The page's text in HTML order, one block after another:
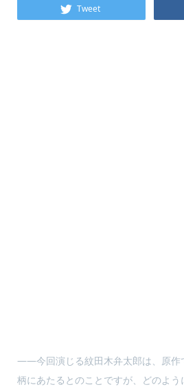
Tweet
――今回演じる紋田木弁太郎は、原作
柄にあたるとのことですが、どのよ